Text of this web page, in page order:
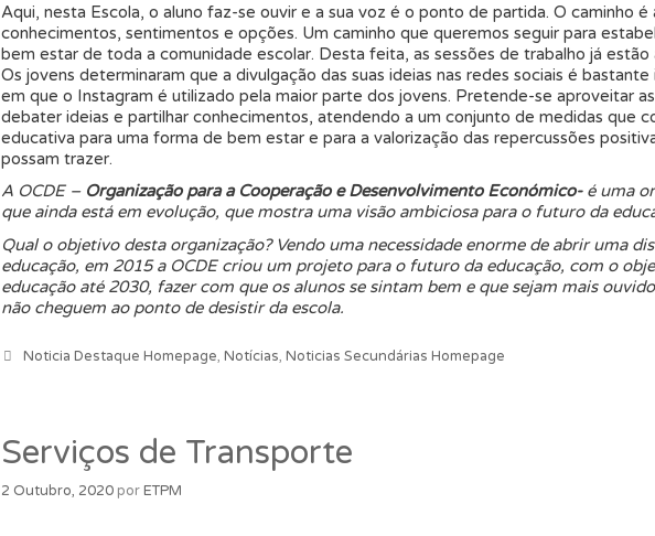
Aqui, nesta Escola, o aluno faz-se ouvir e a sua voz é o ponto de partida. O caminho é
conhecimentos, sentimentos e opções. Um caminho que queremos seguir para
bem estar de toda a comunidade escolar. Desta feita, as sessões de trabalho já estão
Os jovens determinaram que a divulgação das suas ideias nas redes sociais é
em que o Instagram é utilizado pela maior parte dos jovens. Pretende-se aproveitar
debater ideias e partilhar conhecimentos, atendendo a um conjunto de medidas que
educativa para uma forma de bem estar e para a valorização das repercussões
possam trazer.
A OCDE – Organização para a Cooperação e Desenvolvimento Económico-é uma
que ainda está em evolução, que mostra uma visão ambiciosa para o futuro da
Qual o objetivo desta organização? Vendo uma necessidade enorme de abrir uma
educação, em 2015 a OCDE criou um projeto para o futuro da educação, com o
educação até 2030, fazer com que os alunos se sintam bem e que sejam mais
não cheguem ao ponto de desistir da escola.
Categorias
Noticia Destaque Homepage,Notícias,Noticias Secundárias Homepage
Serviços de Transporte
2 Outubro, 2020 porETPM